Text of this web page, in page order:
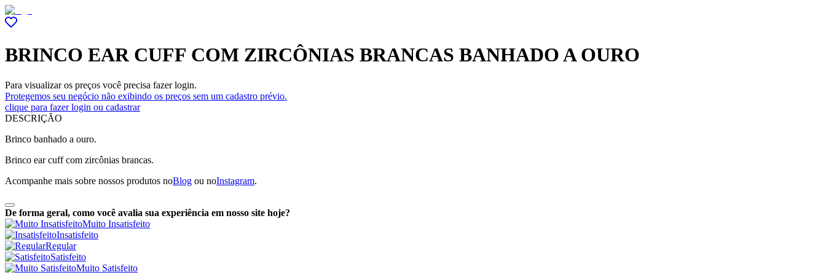
BRINCO EAR CUFF COM ZIRCÔNIAS BRANCAS BANHADO A OURO
Para visualizar os preços você precisa fazer login.
Protegemos seu negócio não exibindo os preços sem um cadastro prévio.
clique para fazer login ou cadastrar
DESCRIÇÃO
Brinco banhado a ouro.
Brinco ear cuff com zircônias brancas.
Acompanhe mais sobre nossos produtos noBlog ou noInstagram.
De forma geral, como você avalia sua experiência em nosso site hoje?
Muito Insatisfeito
Insatisfeito
Regular
Satisfeito
Muito Satisfeito